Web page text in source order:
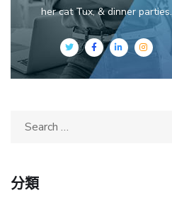
her cat Tux, & dinner parties.
分類